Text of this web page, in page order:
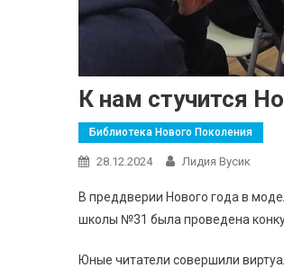
К нам стучится
Библиотека Нового Поколения
28.12.2024 Лидия Вусик
В преддверии Нового года в
школы №31 была проведена
Юные читатели совершили